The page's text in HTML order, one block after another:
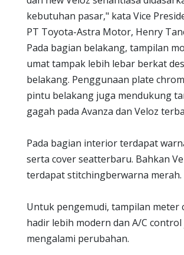
kebutuhan pasar," kata Vice
PT Toyota-Astra Motor, Henry
Pada bagian belakang, tampilan
umat tampak lebih lebar berkat
belakang. Penggunaan plate
pintu belakang juga mendukung
gagah pada Avanza dan Veloz
Pada bagian interior terdapat
serta cover seatterbaru. Bahkan
terdapat stitchingberwarna merah.
Untuk pengemudi, tampilan meter
hadir lebih modern dan A/C control
mengalami perubahan.